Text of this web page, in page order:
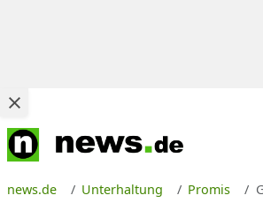
news.de Unterhaltung Promis